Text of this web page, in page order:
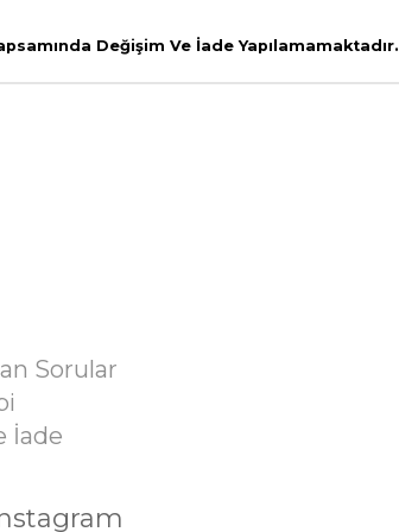
Değişim Ve İade Yapılamamaktadır.
Sorular
İade